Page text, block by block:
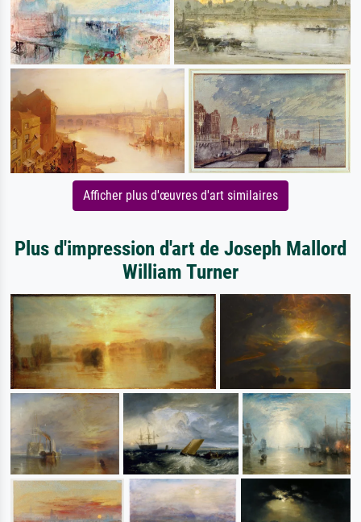
Afficher plus d'œuvres d'art similaires
Plus d'impression d'art de Joseph Mallord
William Turner